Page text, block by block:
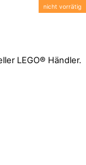
LEGO® Händler.